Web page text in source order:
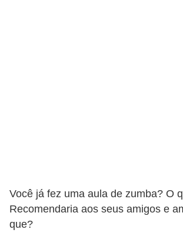
Você já fez uma aula de zumba? O
Recomendaria aos seus amigos e
que?